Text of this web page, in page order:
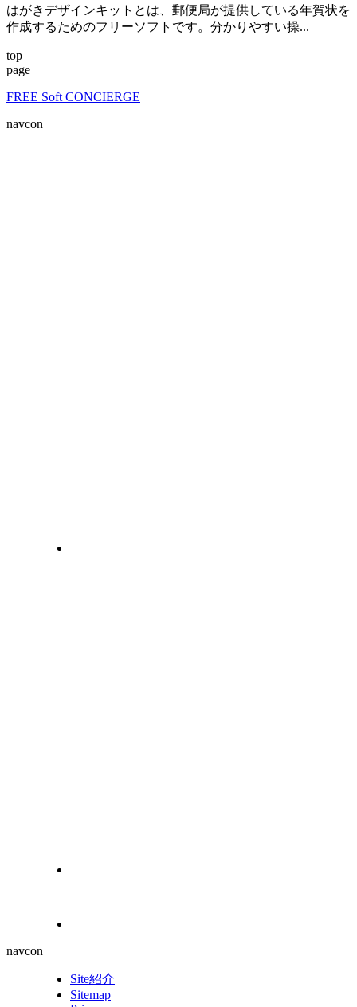
はがきデザインキットとは、郵便局が提供している年賀状を
作成するためのフリーソフトです。分かりやすい操...
top
page
FREE Soft CONCIERGE
navcon
navcon
Site紹介
Sitemap